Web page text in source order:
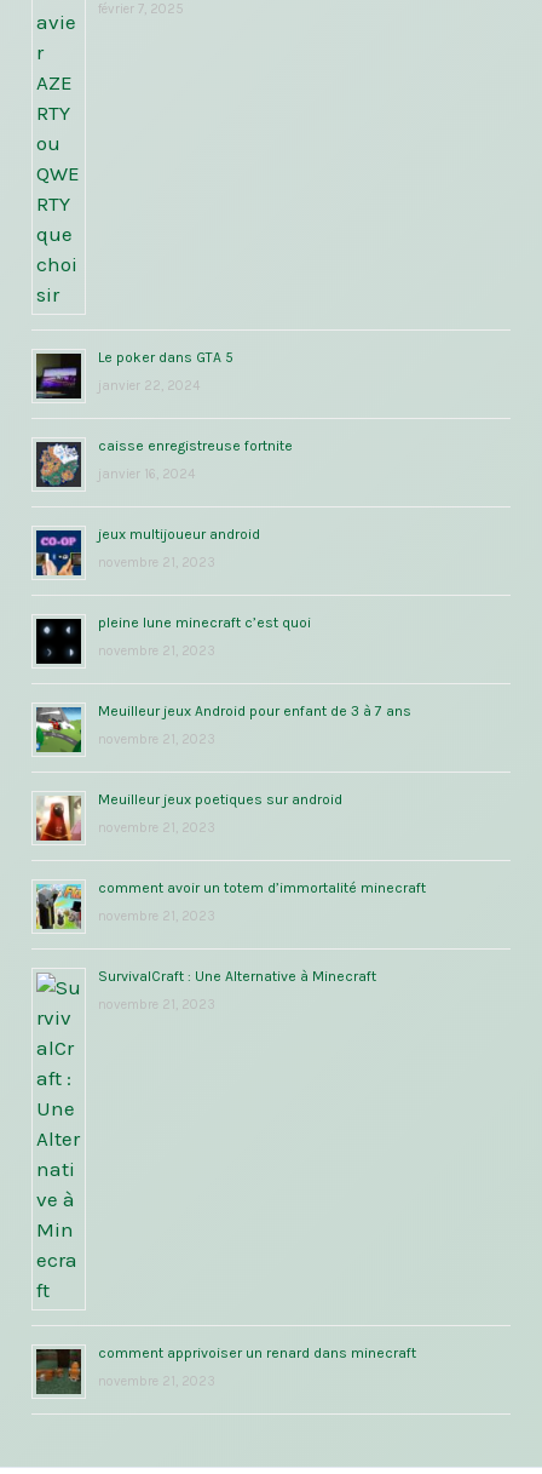
février 7, 2025
Le poker dans GTA 5
janvier 22, 2024
caisse enregistreuse fortnite
janvier 16, 2024
jeux multijoueur android
novembre 21, 2023
pleine lune minecraft c’est quoi
novembre 21, 2023
Meuilleur jeux Android pour enfant de 3 à 7 ans
novembre 21, 2023
Meuilleur jeux poetiques sur android
novembre 21, 2023
comment avoir un totem d’immortalité minecraft
novembre 21, 2023
SurvivalCraft : Une Alternative à Minecraft
novembre 21, 2023
comment apprivoiser un renard dans minecraft
novembre 21, 2023